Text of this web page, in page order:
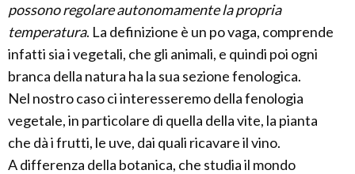
possono regolare autonomamente la propria
temperatura. La definizione è un po vaga, comprende
infatti sia i vegetali, che gli animali, e quindi poi ogni
branca della natura ha la sua sezione fenologica.
Nel nostro caso ci interesseremo della fenologia
vegetale, in particolare di quella della vite, la pianta
che dà i frutti, le uve, dai quali ricavare il vino.
A differenza della botanica, che studia il mondo